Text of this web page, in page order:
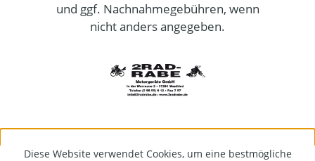
und ggf. Nachnahmegebühren, wenn
nicht anders angegeben.
Diese Website verwendet Cookies, um eine bestmögliche